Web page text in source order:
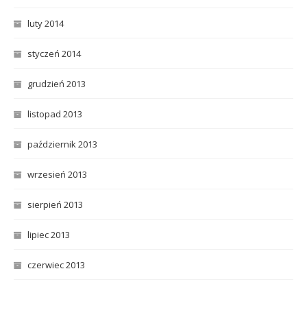
luty 2014
styczeń 2014
grudzień 2013
listopad 2013
październik 2013
wrzesień 2013
sierpień 2013
lipiec 2013
czerwiec 2013